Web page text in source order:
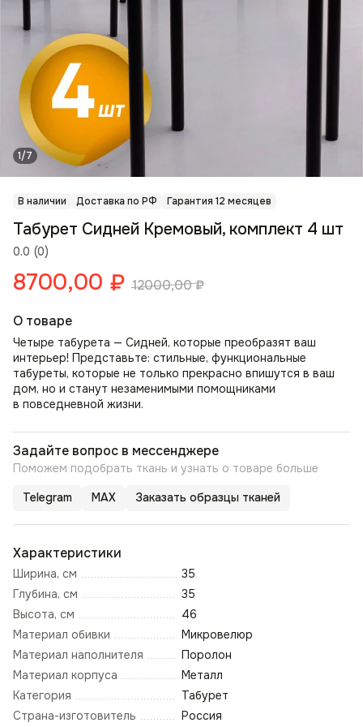
1/7
В наличии Доставка по РФ Гарантия 12 месяцев
0.0 (0)
Табурет Сидней Кремовый, комплект 4 шт
8700,00 ₽ 12000,00₽
О товаре
Четыре табурета — Сидней, которые преобразят ваш
интерьер! Представьте: стильные, функциональные
табуреты, которые не только прекрасно впишутся в ваш
дом, но и станут незаменимыми помощниками
в повседневной жизни.
Задайте вопрос в мессенджере
Поможем подобрать ткань и узнать о товаре больше
Telegram MAX Заказать образцы тканей
Характеристики
Ширина, см
35
Глубина, см
35
Высота, см
46
Материал обивки
Микровелюр
Материал наполнителя
Поролон
Материал корпуса
Металл
Категория
Табурет
Страна-изготовитель
Россия